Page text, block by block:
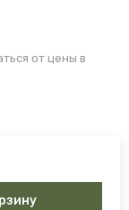
от цены в